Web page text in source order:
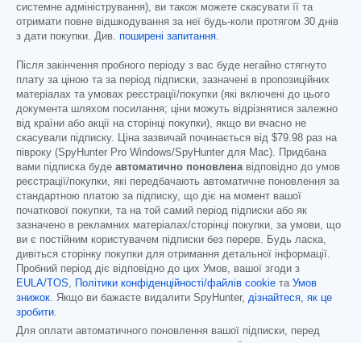
системне адміністрування), ви також можете скасувати її та
отримати повне відшкодування за неї будь-коли протягом 30 днів
з дати покупки. Див. поширені запитання.
Після закінчення пробного періоду з вас буде негайно стягнуто
плату за ціною та за період підписки, зазначені в пропозиційних
матеріалах та умовах реєстрації/покупки (які включені до цього
документа шляхом посилання; ціни можуть відрізнятися залежно
від країни або акції на сторінці покупки), якщо ви вчасно не
скасували підписку. Ціна зазвичай починається від $79.98 раз на
півроку (SpyHunter Pro Windows/SpyHunter для Mac). Придбана
вами підписка буде автоматично поновленавідповідно до умов
реєстрації/покупки, які передбачають автоматичне поновлення за
стандартною платою за підписку, що діє на момент вашої
початкової покупки, та на той самий період підписки або як
зазначено в рекламних матеріалах/сторінці покупки, за умови, що
ви є постійним користувачем підписки без перерв. Будь ласка,
дивіться сторінку покупки для отримання детальної інформації.
Пробний період діє відповідно до цих Умов, вашої згоди з
EULA/TOS, Політики конфіденційності/файлів cookie та Умов
знижок. Якщо ви бажаєте видалити SpyHunter, дізнайтеся, як це
зробити.
Для оплати автоматичного поновлення вашої підписки, перед